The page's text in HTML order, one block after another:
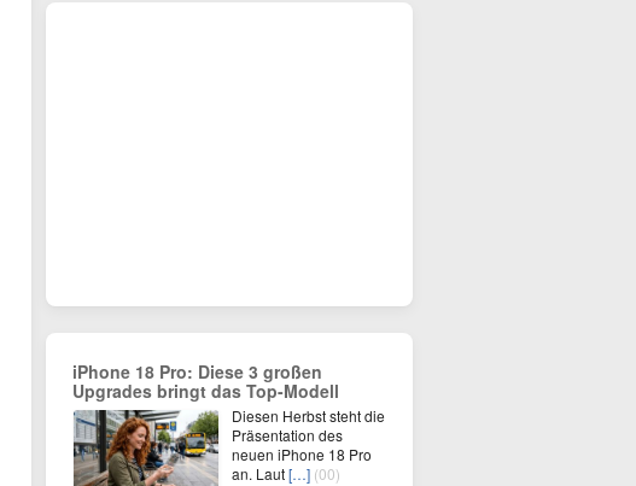
iPhone 18 Pro: Diese 3 großen
Upgrades bringt das Top-Modell
Diesen Herbst steht die
Präsentation des
neuen iPhone 18 Pro
an. Laut[…] (00)